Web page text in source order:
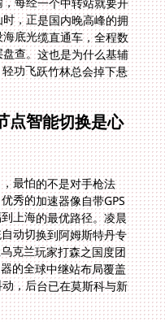
点智能切换是心
最怕的不是对手枪法
秀的加速器像自带GPS
上海的最优路径。凌晨
动切换到阿姆斯特丹专
克兰玩家打森之国度团
的全球中继站布局覆盖
，后台已在莫斯科与新